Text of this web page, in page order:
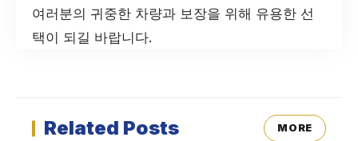
여러분의 귀중한 차량과 보장을 위해 유용한 선
택이 되길 바랍니다.
Related Posts MORE